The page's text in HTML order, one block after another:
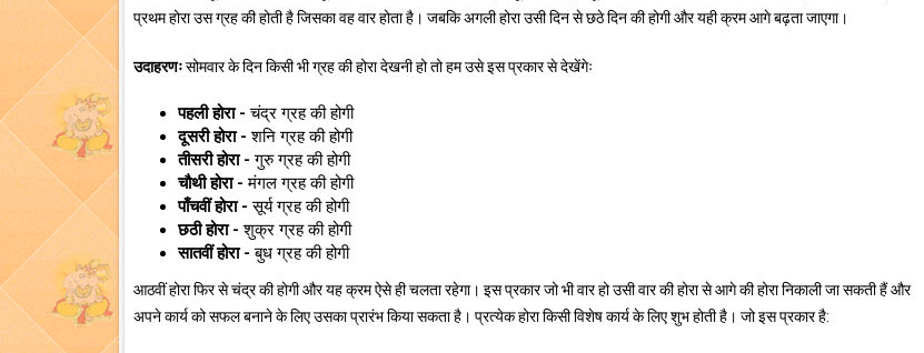
प्रथम होरा उस ग्रह की होती है जिसका वह वार होता है। जबकि अगली होरा उसी दिन से छठे दिन की होगी और यही क्रम आगे बढ़ता जाएगा।
उदाहरणःसोमवार के दिन किसी भी ग्रह की होरा देखनी हो तो हम उसे इस प्रकार से देखेंगेः
पहली होरा -चंद्र ग्रह की होगी
दूसरी होरा -शनि ग्रह की होगी
तीसरी होरा -गुरु ग्रह की होगी
चौथी होरा -मंगल ग्रह की होगी
पाँचवीं होरा -सूर्य ग्रह की होगी
छठी होरा -शुक्र ग्रह की होगी
सातवीं होरा -बुध ग्रह की होगी
आठवीं होरा फिर से चंद्र की होगी और यह क्रम ऐसे ही चलता रहेगा। इस प्रकार जो भी वार हो उसी वार की होरा से आगे की होरा निकाली जा सकती हैं और
अपने कार्य को सफल बनाने के लिए उसका प्रारंभ किया सकता है। प्रत्येक होरा किसी विशेष कार्य के लिए शुभ होती है। जो इस प्रकार है: